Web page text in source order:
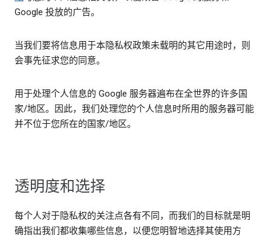
Google 投放的广告。
当我们要将信息用于本隐私权政策未载明的其它用途时，则
会事先征求您的同意。
用于处理个人信息的 Google 服务器遍布在全世界的许多国
家/地区。因此，我们处理您的个人信息时所用的服务器可能
并不位于您所在的国家/地区。
透明度和选择
每个人对于隐私权的关注点各有不同，而我们的目标就是明
确指出我们都收集哪些信息，以便您明智地选择其使用方